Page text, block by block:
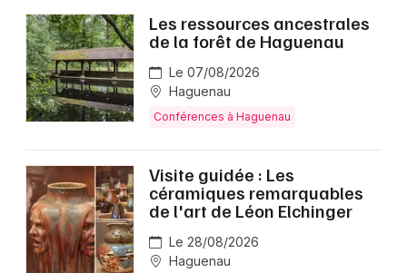
Les ressources ancestrales
de la forêt de Haguenau
Le 07/08/2026
Haguenau
Conférences à Haguenau
Visite guidée : Les
céramiques remarquables
de l'art de Léon Elchinger
Le 28/08/2026
Haguenau